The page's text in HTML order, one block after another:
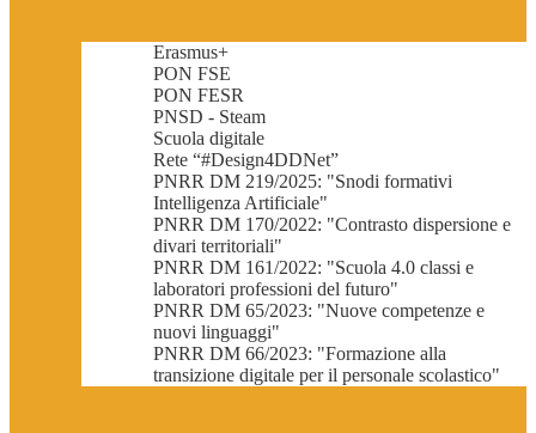
Erasmus+
PON FSE
PON FESR
PNSD - Steam
Scuola digitale
Rete “#Design4DDNet”
PNRR DM 219/2025: "Snodi formativi
Intelligenza Artificiale"
PNRR DM 170/2022: "Contrasto dispersione e
divari territoriali"
PNRR DM 161/2022: "Scuola 4.0 classi e
laboratori professioni del futuro"
PNRR DM 65/2023: "Nuove competenze e
nuovi linguaggi"
PNRR DM 66/2023: "Formazione alla
transizione digitale per il personale scolastico"